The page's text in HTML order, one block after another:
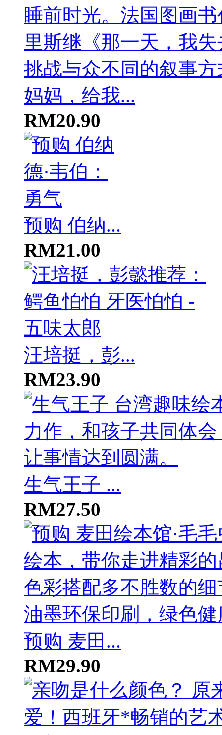
妈妈，给我...
RM20.90
预购 伯纳...
RM21.00
汪培挺，彭...
RM23.90
生气王子 ...
RM27.50
预购 麦田...
RM29.90